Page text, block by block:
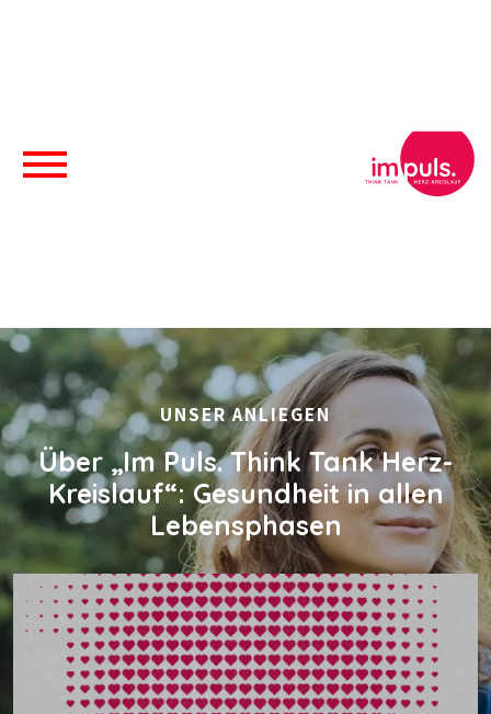
UNSER ANLIEGEN
Über „Im Puls. Think Tank Herz-
Kreislauf“: Gesundheit in allen
Lebensphasen